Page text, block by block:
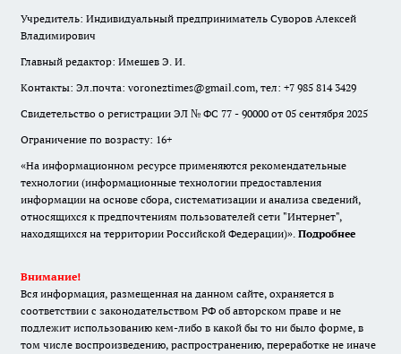
Учредитель: Индивидуальный предприниматель Суворов Алексей
Владимирович
Главный редактор: Имешев Э. И.
Контакты: Эл.почта: voroneztimes@gmail.com, тел: +7 985 814 3429
Свидетельство о регистрации ЭЛ № ФС 77 - 90000 от 05 сентября 2025
Ограничение по возрасту: 16+
«На информационном ресурсе применяются рекомендательные
технологии (информационные технологии предоставления
информации на основе сбора, систематизации и анализа сведений,
относящихся к предпочтениям пользователей сети "Интернет",
находящихся на территории Российской Федерации)». Подробнее
Внимание!
Вся информация, размещенная на данном сайте, охраняется в
соответствии с законодательством РФ об авторском праве и не
подлежит использованию кем-либо в какой бы то ни было форме, в
том числе воспроизведению, распространению, переработке не иначе